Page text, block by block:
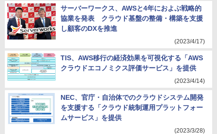
サーバーワークス、AWSと4年におよぶ戦略的
協業を発表 クラウド基盤の整備・構築を支援
し顧客のDXを推進
(2023/4/17)
TIS、AWS移行の経済効果を可視化する「AWS
クラウドエコノミクス評価サービス」を提供
(2023/4/14)
NEC、官庁・自治体でのクラウドシステム開発
を支援する「クラウド統制運用プラットフォー
ムサービス」を提供
(2023/3/28)